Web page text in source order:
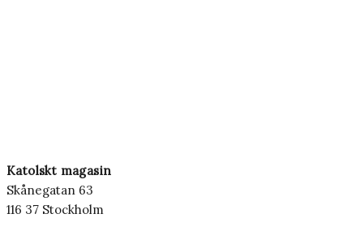
Katolskt magasin
Skånegatan 63
116 37 Stockholm